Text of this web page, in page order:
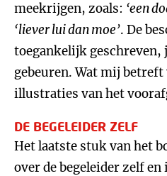
meekrijgen, zoals: ‘een
‘liever lui dan moe’. De
toegankelijk geschreven,
gebeuren. Wat mij betreft
illustraties van het
DE BEGELEIDER ZELF
Het laatste stuk van het
over de begeleider zelf